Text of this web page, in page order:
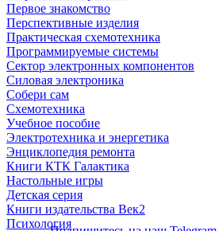
Первое знакомство
Перспективные изделия
Практическая схемотехника
Программируемые системы
Сектор электронных компонентов
Силовая электроника
Собери сам
Схемотехника
Учебное пособие
Электротехника и энергетика
Энциклопедия ремонта
Книги КТК Галактика
Настольные игры
Детская серия
Книги издательства Век2
Психология